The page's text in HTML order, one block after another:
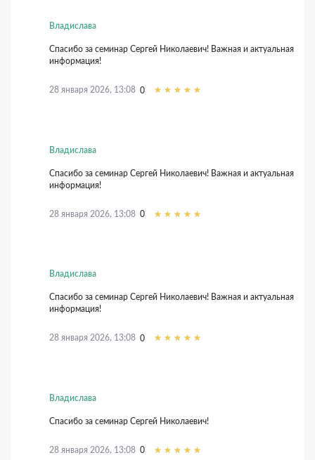
Владислава
Спасибо за семинар Сергей Николаевич! Важная и актуальная
информация!
28 января 2026, 13:08 0
Владислава
Спасибо за семинар Сергей Николаевич! Важная и актуальная
информация!
28 января 2026, 13:08 0
Владислава
Спасибо за семинар Сергей Николаевич! Важная и актуальная
информация!
28 января 2026, 13:08 0
Владислава
Спасибо за семинар Сергей Николаевич!
28 января 2026, 13:08 0